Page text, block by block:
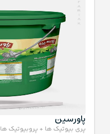
پاورسین
پری بیوتیک ها + پروبیوتیک ها